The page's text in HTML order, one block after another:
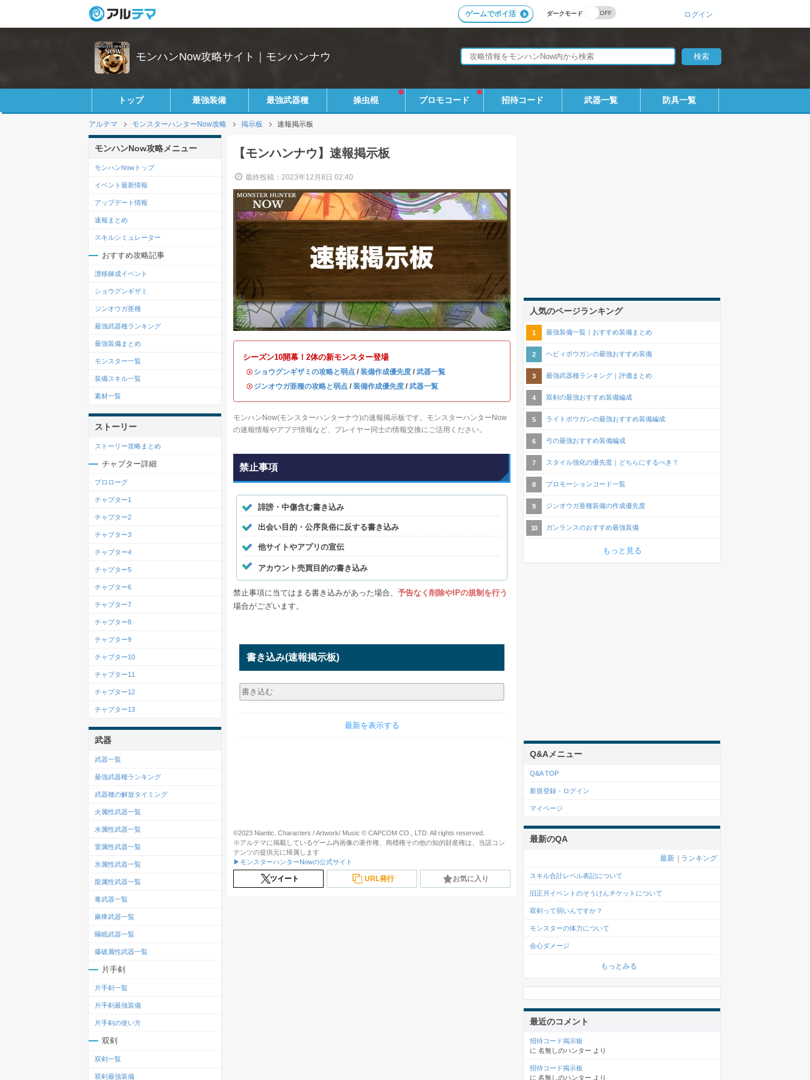
ダークモード
ゲームでポイ活 ログイン
モンハンNow攻略サイト｜モンハンナウ
トップ 最強装備 最強武器種 操虫棍 プロモコード 招待コード 武器一覧 防具一覧
アルテマ モンスターハンターNow攻略 掲示板 速報掲示板
【モンハンナウ】速報掲示板
最終投稿：2023年12月8日 02:40
シーズン10開幕！2体の新モンスター登場
・ ショウグンギザミの攻略と弱点 / 装備作成優先度 / 武器一覧
・ ジンオウガ亜種の攻略と弱点 / 装備作成優先度 / 武器一覧
モンハンNow(モンスターハンターナウ)の速報掲示板です。モンスターハンターNow
の速報情報やアプデ情報など、プレイヤー同士の情報交換にご活用ください。
禁止事項
誹謗・中傷含む書き込み
出会い目的・公序良俗に反する書き込み
他サイトやアプリの宣伝
アカウント売買目的の書き込み
禁止事項に当てはまる書き込みがあった場合、 予告なく削除やIPの規制を行う
場合がございます。
書き込み(速報掲示板)
最新を表示する
©2023 Niantic. Characters / Artwork/ Music © CAPCOM CO., LTD. All rights reserved.
※アルテマに掲載しているゲーム内画像の著作権、商標権その他の知的財産権は、当該コン
テンツの提供元に帰属します
▶モンスターハンターNowの公式サイト
ツイート URL発行 お気に入り
モンハンNow攻略メニュー
モンハンNowトップ
イベント最新情報
アップデート情報
速報まとめ
スキルシミュレーター
おすすめ攻略記事
漂移錬成イベント
ショウグンギザミ
ジンオウガ亜種
最強武器種ランキング
最強装備まとめ
モンスター一覧
装備スキル一覧
素材一覧
ストーリー
ストーリー攻略まとめ
チャプター詳細
プロローグ
チャプター1
チャプター2
チャプター3
チャプター4
チャプター5
チャプター6
チャプター7
チャプター8
チャプター9
チャプター10
チャプター11
チャプター12
チャプター13
武器
武器一覧
最強武器種ランキング
武器種の解放タイミング
火属性武器一覧
水属性武器一覧
雷属性武器一覧
氷属性武器一覧
龍属性武器一覧
毒武器一覧
麻痺武器一覧
睡眠武器一覧
爆破属性武器一覧
片手剣
片手剣一覧
片手剣最強装備
片手剣の使い方
双剣
双剣一覧
双剣最強装備
人気のページランキング
最強装備一覧｜おすすめ装備まとめ
ヘビィボウガンの最強おすすめ装備
最強武器種ランキング｜評価まとめ
双剣の最強おすすめ装備編成
ライトボウガンの最強おすすめ装備編成
弓の最強おすすめ装備編成
スタイル強化の優先度｜どちらにするべき？
プロモーションコード一覧
ジンオウガ亜種装備の作成優先度
ガンランスのおすすめ最強装備
もっと見る
Q&Aメニュー
Q&A TOP
新規登録・ログイン
マイページ
最新のQA
最新 ランキング
スキル合計レベル表記について
旧正月イベントのそうけんチケットについて
双剣って弱いんですか？
モンスターの体力について
会心ダメージ
もっとみる
最近のコメント
招待コード掲示板
に 名無しのハンター より
招待コード掲示板
に 名無しのハンター より